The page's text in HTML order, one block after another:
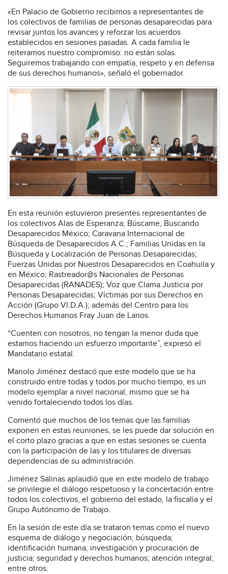
«En Palacio de Gobierno recibimos a representantes de
los colectivos de familias de personas desaparecidas para
revisar juntos los avances y reforzar los acuerdos
establecidos en sesiones pasadas. A cada familia le
reiteramos nuestro compromiso: no están solas.
Seguiremos trabajando con empatía, respeto y en defensa
de sus derechos humanos», señaló el gobernador.
En esta reunión estuvieron presentes representantes de
los colectivos Alas de Esperanza; Búscame, Buscando
Desaparecidos México; Caravana Internacional de
Búsqueda de Desaparecidos A.C.; Familias Unidas en la
Búsqueda y Localización de Personas Desaparecidas;
Fuerzas Unidas por Nuestros Desaparecidos en Coahuila y
en México; Rastreador@s Nacionales de Personas
Desaparecidas (RANADES); Voz que Clama Justicia por
Personas Desaparecidas; Víctimas por sus Derechos en
Acción (Grupo VI.D.A.); además del Centro para los
Derechos Humanos Fray Juan de Larios.
“Cuenten con nosotros, no tengan la menor duda que
estamos haciendo un esfuerzo importante”, expresó el
Mandatario estatal.
Manolo Jiménez destacó que este modelo que se ha
construido entre todas y todos por mucho tiempo, es un
modelo ejemplar a nivel nacional, mismo que se ha
venido fortaleciendo todos los días.
Comentó que muchos de los temas que las familias
exponen en estas reuniones, se les puede dar solución en
el corto plazo gracias a que en estas sesiones se cuenta
con la participación de las y los titulares de diversas
dependencias de su administración.
Jiménez Salinas aplaudió que en este modelo de trabajo
se privilegie el diálogo respetuoso y la concertación entre
todos los colectivos, el gobierno del estado, la fiscalía y el
Grupo Autónomo de Trabajo.
En la sesión de este día se trataron temas como el nuevo
esquema de diálogo y negociación; búsqueda;
identificación humana; investigación y procuración de
justicia; seguridad y derechos humanos; atención integral;
entre otros.